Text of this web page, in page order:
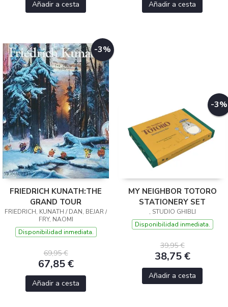
Añadir a cesta Añadir a cesta
-3%
FRIEDRICH KUNATH:THE
GRAND TOUR
FRIEDRICH, KUNATH / DAN, BEJAR /
FRY, NAOMI
Disponibilidad inmediata.
69,95 €
67,85 €
Añadir a cesta
-3%
MY NEIGHBOR TOTORO
STATIONERY SET
, STUDIO GHIBLI
Disponibilidad inmediata.
39,95 €
38,75 €
Añadir a cesta